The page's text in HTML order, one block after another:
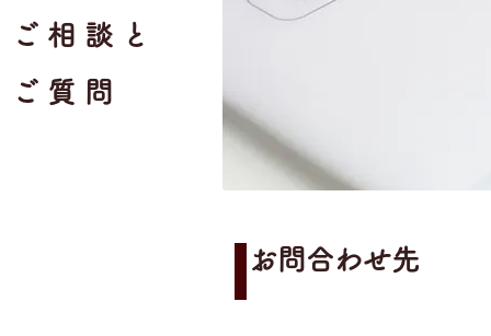
ご相談と
ご質問
お問合わせ先